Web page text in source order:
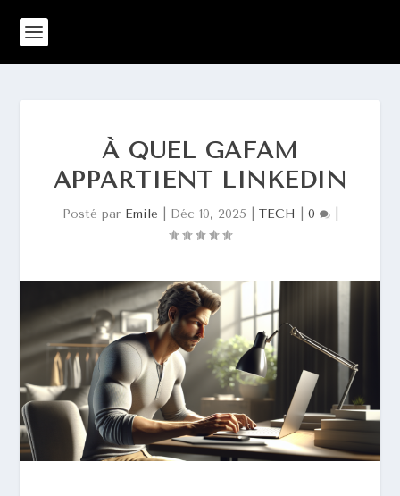
À QUEL GAFAM
APPARTIENT LINKEDIN
Posté par Emile Déc 10, 2025 TECH 0 |